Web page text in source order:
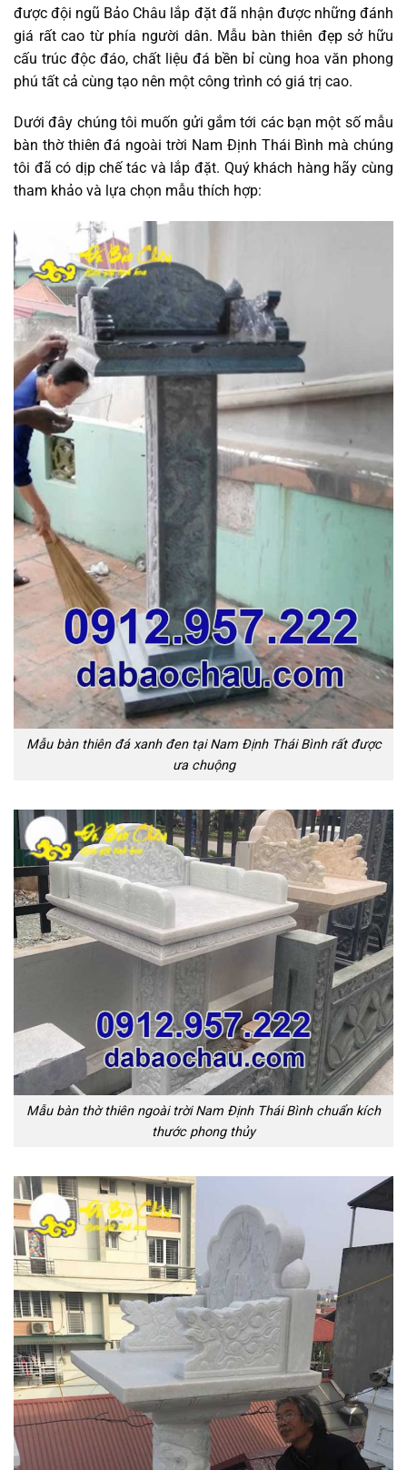
được đội ngũ Bảo Châu lắp đặt đã nhận được những đánh
giá rất cao từ phía người dân. Mẫu bàn thiên đẹp sở hữu
cấu trúc độc đáo, chất liệu đá bền bỉ cùng hoa văn phong
phú tất cả cùng tạo nên một công trình có giá trị cao.
Dưới đây chúng tôi muốn gửi gắm tới các bạn một số mẫu
bàn thờ thiên đá ngoài trời Nam Định Thái Bình mà chúng
tôi đã có dịp chế tác và lắp đặt. Quý khách hàng hãy cùng
tham khảo và lựa chọn mẫu thích hợp:
Mẫu bàn thiên đá xanh đen tại Nam Định Thái Bình rất được
ưa chuộng
Mẫu bàn thờ thiên ngoài trời Nam Định Thái Bình chuẩn kích
thước phong thủy